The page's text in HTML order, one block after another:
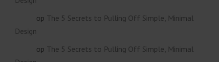
op The 5 Secrets to Pulling Off Simple, Minimal
Design
op The 5 Secrets to Pulling Off Simple, Minimal